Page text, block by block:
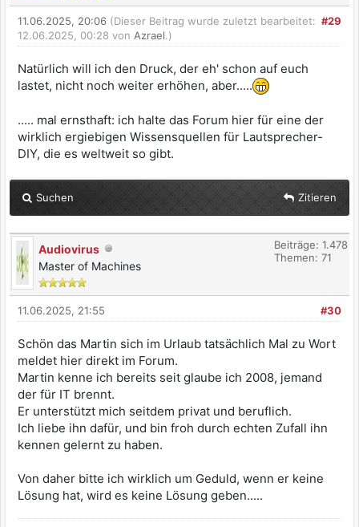
#29
11.06.2025, 20:06 (Dieser Beitrag wurde zuletzt bearbeitet:
12.06.2025, 00:28 von Azrael.)
Natürlich will ich den Druck, der eh' schon auf euch
lastet, nicht noch weiter erhöhen, aber.....
..... mal ernsthaft: ich halte das Forum hier für eine der
wirklich ergiebigen Wissensquellen für Lautsprecher-
DIY, die es weltweit so gibt.
Suchen Zitieren
Audiovirus
Master of Machines
Beiträge: 1.478
Themen: 71
#30
11.06.2025, 21:55
Schön das Martin sich im Urlaub tatsächlich Mal zu Wort
meldet hier direkt im Forum.
Martin kenne ich bereits seit glaube ich 2008, jemand
der für IT brennt.
Er unterstützt mich seitdem privat und beruflich.
Ich liebe ihn dafür, und bin froh durch echten Zufall ihn
kennen gelernt zu haben.
Von daher bitte ich wirklich um Geduld, wenn er keine
Lösung hat, wird es keine Lösung geben.....